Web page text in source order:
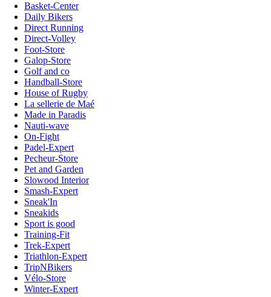
Basket-Center
Daily Bikers
Direct Running
Direct-Volley
Foot-Store
Galop-Store
Golf and co
Handball-Store
House of Rugby
La sellerie de Maé
Made in Paradis
Nauti-wave
On-Fight
Padel-Expert
Pecheur-Store
Pet and Garden
Slowood Interior
Smash-Expert
Sneak'In
Sneakids
Sport is good
Training-Fit
Trek-Expert
Triathlon-Expert
TripNBikers
Vélo-Store
Winter-Expert